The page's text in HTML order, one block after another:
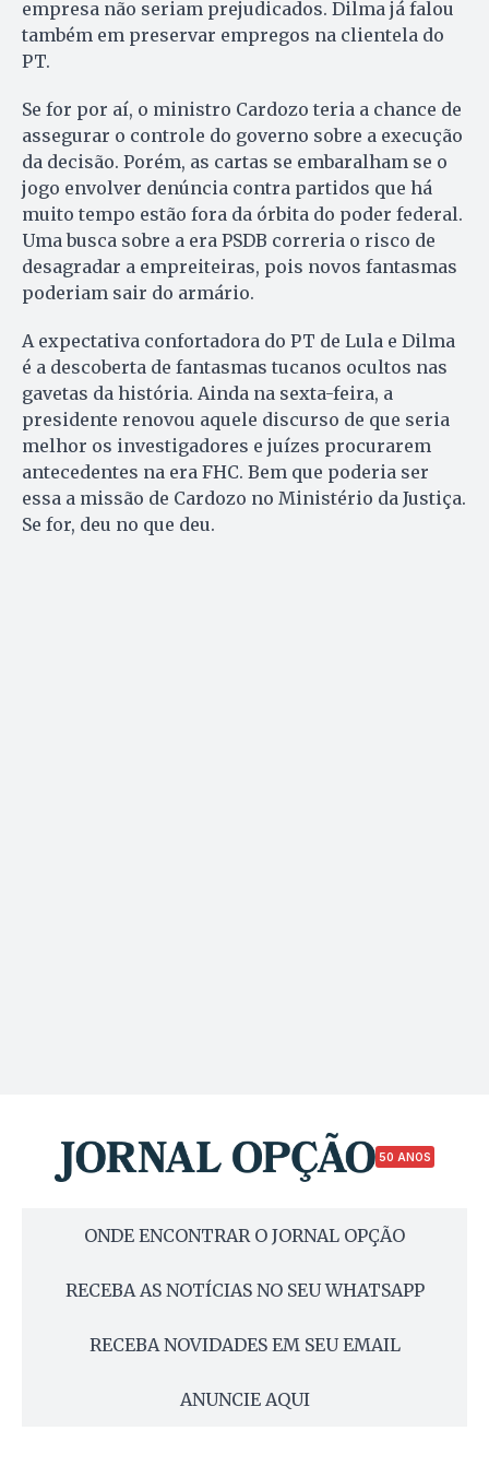
empresa não seriam prejudicados. Dilma já falou
também em preservar empregos na clientela do
PT.
Se for por aí, o ministro Cardozo teria a chance de
assegurar o controle do governo sobre a execução
da decisão. Porém, as cartas se embaralham se o
jogo envolver denúncia contra partidos que há
muito tempo estão fora da órbita do poder federal.
Uma busca sobre a era PSDB correria o risco de
desagradar a empreiteiras, pois novos fantasmas
poderiam sair do armário.
A expectativa confortadora do PT de Lula e Dilma
é a descoberta de fantasmas tucanos ocultos nas
gavetas da história. Ainda na sexta-feira, a
presidente renovou aquele discurso de que seria
melhor os investigadores e juízes procurarem
antecedentes na era FHC. Bem que poderia ser
essa a missão de Cardozo no Ministério da Justiça.
Se for, deu no que deu.
50 ANOS
ONDE ENCONTRAR O JORNAL OPÇÃO
RECEBA AS NOTÍCIAS NO SEU WHATSAPP
RECEBA NOVIDADES EM SEU EMAIL
ANUNCIE AQUI